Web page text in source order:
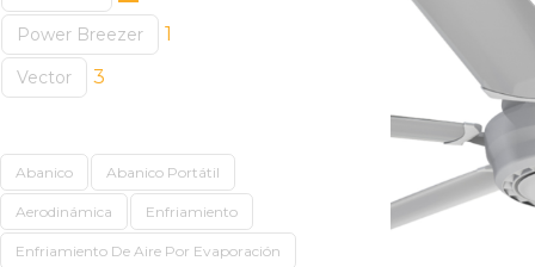
Power Breezer 1
Vector 3
Abanico Abanico Portátil
Aerodinámica Enfriamiento
Enfriamiento De Aire Por Evaporación